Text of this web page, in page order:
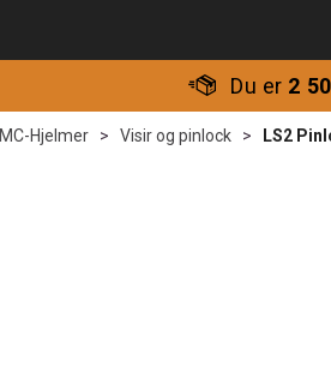
Du er 2
MC-Hjelmer > Visir og pinlock > LS2